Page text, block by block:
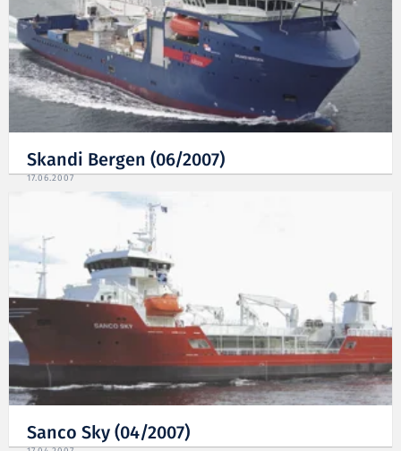
Skandi Bergen (06/2007)
17.06.2007
Sanco Sky (04/2007)